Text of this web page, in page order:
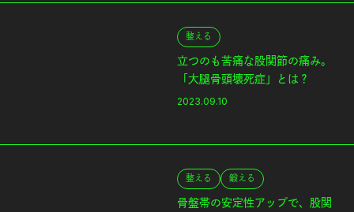
整える
立つのも苦痛な股関節の痛み。
「大腿骨頭壊死症」とは？
2023.09.10
整える 鍛える
骨盤帯の安定性アップで、股関